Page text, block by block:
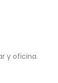
y oficina.